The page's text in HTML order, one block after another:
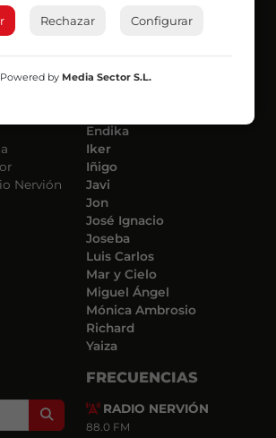
Nervión
Belén Ollero
Dani
Endika
Iker
Iñigo
Javi
Jon
José Ignacio
Joseba
Luis Carlos
Mar y Cielo
Miguel Ángel
Mónica Ambrosio
Richard
Yaiza
Search
FRECUENCIAS
RADIO NERVIÓN
88.0 FM
Rechazar Configurar
Powered by Media Sector S.L.